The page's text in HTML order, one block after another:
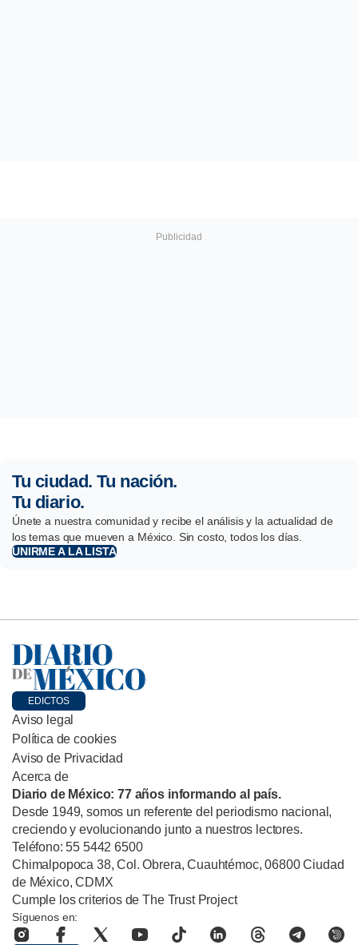
Tu ciudad. Tu nación.
Tu diario.
Únete a nuestra comunidad y recibe el análisis y la actualidad de
los temas que mueven a México. Sin costo, todos los días.
UNIRME A LA LISTA
EDICTOS
Aviso legal
Política de cookies
Aviso de Privacidad
Acerca de
Diario de México: 77 años informando al país.
Desde 1949, somos un referente del periodismo nacional,
creciendo y evolucionando junto a nuestros lectores.
Teléfono: 55 5442 6500
Chimalpopoca 38, Col. Obrera, Cuauhtémoc, 06800 Ciudad
de México, CDMX
Cumple los criterios de The Trust Project
Síguenos en: